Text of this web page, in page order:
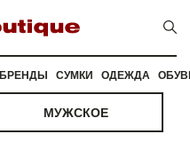
БРЕНДЫ СУМКИ ОДЕЖДА
МУЖСКОЕ